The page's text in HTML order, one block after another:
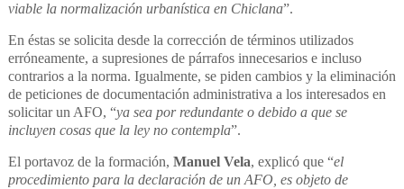
viable la normalización urbanística en Chiclana”.
En éstas se solicita desde la corrección de términos utilizados
erróneamente, a supresiones de párrafos innecesarios e incluso
contrarios a la norma. Igualmente, se piden cambios y la eliminación
de peticiones de documentación administrativa a los interesados en
solicitar un AFO, “ya sea por redundante o debido a que se
incluyen cosas que la ley no contempla”.
El portavoz de la formación, Manuel Vela, explicó que “el
procedimiento para la declaración de un AFO, es objeto de